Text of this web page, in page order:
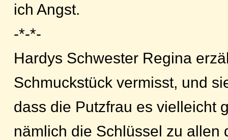
ich Angst.
-*-*-
Hardys Schwester Regina
Schmuckstück vermisst, und
dass die Putzfrau es vielleicht
nämlich die Schlüssel zu allen